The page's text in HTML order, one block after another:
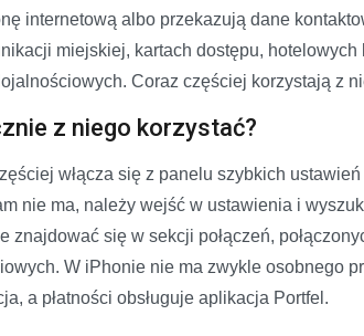
internetową albo przekazują dane
miejskiej, kartach dostępu, hotelowych
Coraz częściej korzystają z
z niego korzystać?
włącza się z panelu szybkich
nie ma, należy wejść w ustawienia i
znajdować się w sekcji połączeń,
W iPhonie nie ma zwykle osobnego
a płatności obsługuje aplikacja Portfel.